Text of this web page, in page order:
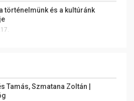
történelmünk és a kultúránk
Tamás, Szmatana Zoltán |